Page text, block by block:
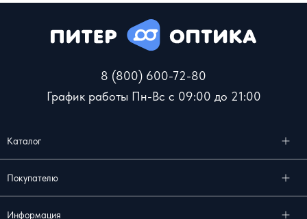
8 (800) 600-72-80
График работы Пн-Вс с 09:00 до 21:00
Каталог
Покупателю
Информация